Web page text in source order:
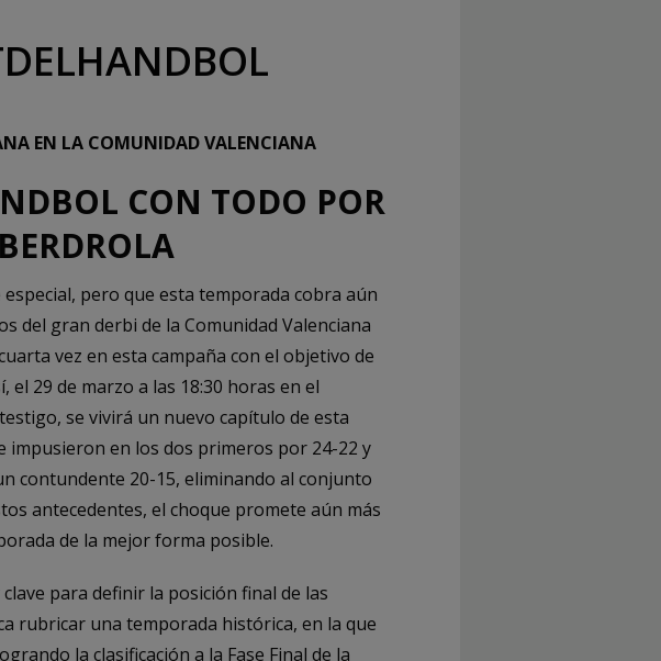
EN LA COMUNIDAD VALENCIANA
CON TODO POR
pero que esta temporada cobra aún
del gran derbi de la Comunidad Valenciana
vez en esta campaña con el objetivo de
29 de marzo a las 18:30 horas en el
se vivirá un nuevo capítulo de esta
impusieron en los dos primeros por 24-22 y
contundente 20-15, eliminando al conjunto
antecedentes, el choque promete aún más
de la mejor forma posible.
para definir la posición final de las
rubricar una temporada histórica, en la que
la clasificación a la Fase Final de la